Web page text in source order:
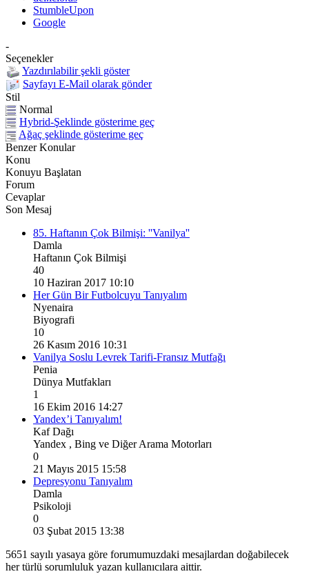
StumbleUpon
Google
-
Seçenekler
Yazdırılabilir şekli göster
Sayfayı E-Mail olarak gönder
Stil
Normal
Hybrid-Şeklinde gösterime geç
Ağaç şeklinde gösterime geç
Benzer Konular
Konu
Konuyu Başlatan
Forum
Cevaplar
Son Mesaj
85. Haftanın Çok Bilmişi: ''Vanilya''
Damla
Haftanın Çok Bilmişi
40
10 Haziran 2017 10:10
Her Gün Bir Futbolcuyu Tanıyalım
Nyenaira
Biyografi
10
26 Kasım 2016 10:31
Vanilya Soslu Levrek Tarifi-Fransız Mutfağı
Penia
Dünya Mutfakları
1
16 Ekim 2016 14:27
Yandex’i Tanıyalım!
Kaf Dağı
Yandex , Bing ve Diğer Arama Motorları
0
21 Mayıs 2015 15:58
Depresyonu Tanıyalım
Damla
Psikoloji
0
03 Şubat 2015 13:38
5651 sayılı yasaya göre forumumuzdaki mesajlardan doğabilecek
her türlü sorumluluk yazan kullanıcılara aittir.